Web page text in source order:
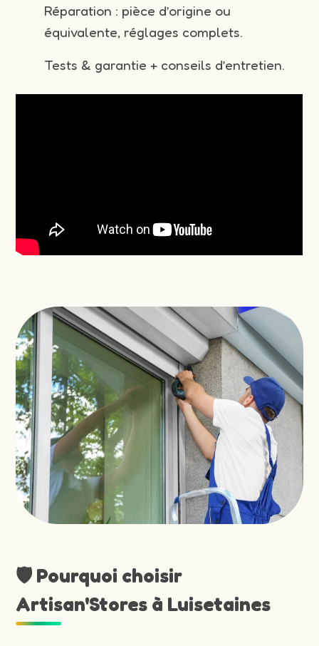
Réparation : pièce d’origine ou
équivalente, réglages complets.
Tests & garantie + conseils d’entretien.
🛡️ Pourquoi choisir
Artisan'Stores à Luisetaines